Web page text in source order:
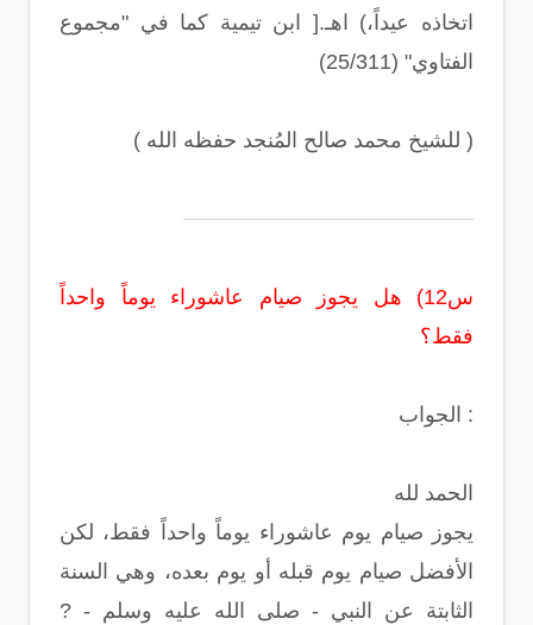
اتخاذه عيداً،) اهـ.[ ابن تيمية كما في "مجموع
الفتاوي" (25/311)
( للشيخ محمد صالح المُنجد حفظه الله )
س12) هل يجوز صيام عاشوراء يوماً واحداً
فقط؟
الجواب :
الحمد لله
يجوز صيام يوم عاشوراء يوماً واحداً فقط، لكن
الأفضل صيام يوم قبله أو يوم بعده، وهي السنة
الثابتة عن النبي - صلى الله عليه وسلم - ?